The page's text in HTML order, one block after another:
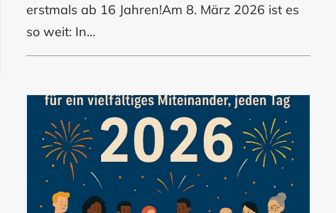
erstmals ab 16 Jahren!Am 8. März 2026 ist es
so weit: In…